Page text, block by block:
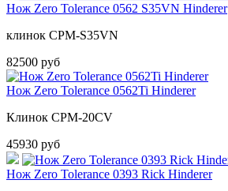
Нож Zero Tolerance 0562 S35VN Hinderer
клинок CPM-S35VN
82500 руб
Нож Zero Tolerance 0562Ti Hinderer
Клинок CPM-20CV
45930 руб
Нож Zero Tolerance 0393 Rick Hinderer